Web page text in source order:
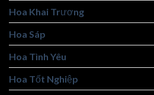
Hoa Khai Trương
Hoa Sáp
Hoa Tình Yêu
Hoa Tốt Nghiệp